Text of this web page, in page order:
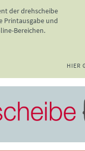
der drehscheibe
Printausgabe und
Bereichen.
HIER